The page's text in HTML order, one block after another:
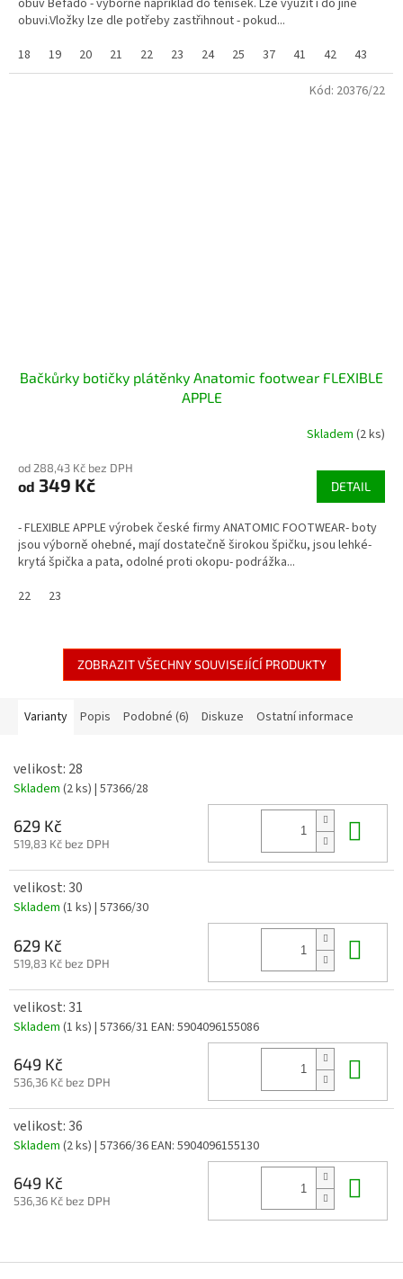
obuv Befado - výborné například do tenisek. Lze využít i do jiné
obuvi.Vložky lze dle potřeby zastřihnout - pokud...
18
19 20 21 22 23 24 25 37 41 42 43
Bačkůrky botičky plátěnky Anatomic footwear FLEXIBLE
APPLE
Skladem (2 ks)
od 288,43 Kč bez DPH
od 349 Kč DETAIL
- FLEXIBLE APPLE výrobek české firmy ANATOMIC FOOTWEAR- boty
jsou výborně ohebné, mají dostatečně širokou špičku, jsou lehké-
krytá špička a pata, odolné proti okopu- podrážka...
22
23
Kód: 20376/22
ZOBRAZIT VŠECHNY SOUVISEJÍCÍ PRODUKTY
Varianty Popis Podobné (6) Diskuze Ostatní informace
velikost: 28
Skladem (2 ks) | 57366/28
629 Kč
519,83 Kč bez DPH
velikost: 30
Skladem (1 ks) | 57366/30
629 Kč
519,83 Kč bez DPH
velikost: 31
Skladem (1 ks) | 57366/31 EAN: 5904096155086
649 Kč
536,36 Kč bez DPH
velikost: 36
Skladem (2 ks) | 57366/36EAN: 5904096155130
649 Kč
536,36 Kč bez DPH